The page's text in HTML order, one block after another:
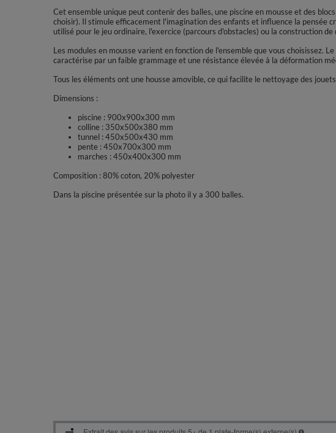
Cet ensemble unique peut contenir des balles, une piscine en mousse et des
choisir). Il stimule efficacement l'imagination des enfants et influence la pensée
utilisé pour le jeu ordinaire, l'exercice (parcours d'obstacles) ou la construction
Les modules en mousse varient en fonction de l'ensemble que vous choisissez.
caractérise par un faible grammage et une résistance élevée à la déformation
Tous les éléments ont une housse amovible, ce qui facilite le nettoyage des
Dimensions :
piscine : 900x900x300 mm
colline : 350x500x380 mm
tunnel : 450x500x430 mm
pente : 450x700x300 mm
marches : 450x400x300 mm
Composition : 80% coton, 20% polyester
Dans la piscine présentée sur la photo il y a 300 balles.